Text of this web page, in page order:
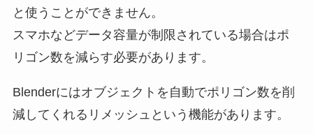
と使うことができません。
スマホなどデータ容量が制限されている場合はポ
リゴン数を減らす必要があります。
Blenderにはオブジェクトを自動でポリゴン数を削
減してくれるリメッシュという機能があります。